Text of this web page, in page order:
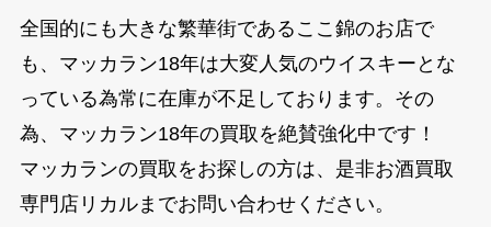
全国的にも大きな繁華街であるここ錦のお店で
も、マッカラン18年は大変人気のウイスキーとな
っている為常に在庫が不足しております。その
為、マッカラン18年の買取を絶賛強化中です！
マッカランの買取をお探しの方は、是非お酒買取
専門店リカルまでお問い合わせください。